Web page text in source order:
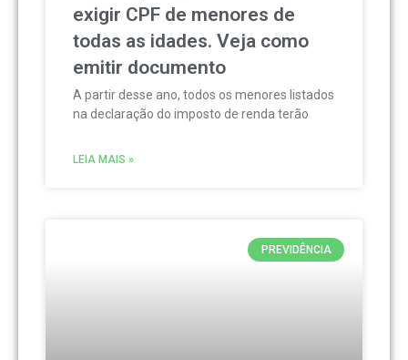
exigir CPF de menores de
todas as idades. Veja como
emitir documento
A partir desse ano, todos os menores listados
na declaração do imposto de renda terão
LEIA MAIS »
PREVIDÊNCIA